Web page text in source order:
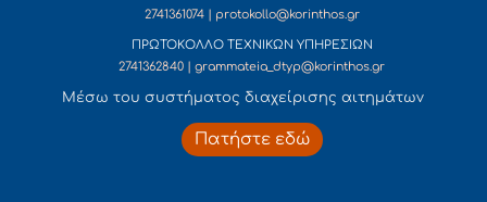
2741361074 | protokollo@korinthos.gr
ΠΡΩΤΟΚΟΛΛΟ ΤΕΧΝΙΚΩΝ ΥΠΗΡΕΣΙΩΝ
2741362840 | grammateia_dtyp@korinthos.gr
Mέσω του συστήματος διαχείρισης αιτημάτων
Πατήστε εδώ